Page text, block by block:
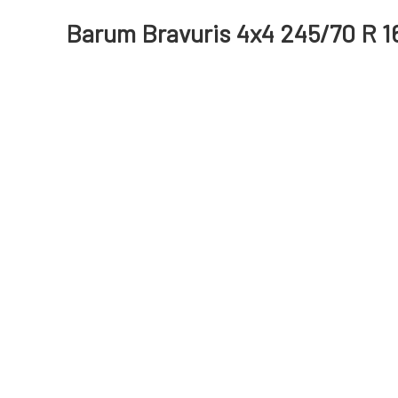
Barum Bravuris 4x4 245/70 R